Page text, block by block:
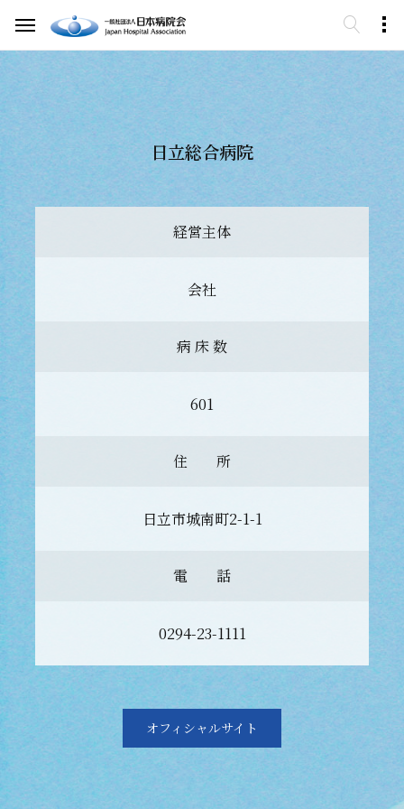
日立総合病院
経営主体
会社
病 床 数
601
住 所
日立市城南町2-1-1
電 話
0294-23-1111
オフィシャルサイト